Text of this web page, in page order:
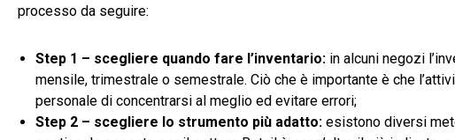
processo da seguire:
Step 1 – scegliere quando fare l’inventario: in alcuni negozi
mensile, trimestrale o semestrale. Ciò che è importante è che
personale di concentrarsi al meglio ed evitare errori;
Step 2 – scegliere lo strumento più adatto: esistono diversi